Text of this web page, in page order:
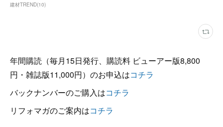
建材TREND(10)
年間購読（毎月15日発行、購読料 ビューアー版8,800
円・雑誌版11,000円）のお申込はコチラ
バックナンバーのご購入はコチラ
リフォマガのご案内はコチラ